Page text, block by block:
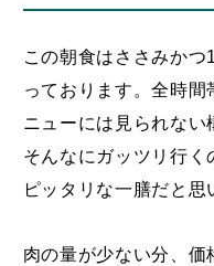
この朝食はささみか
っております。全時間
ニューには見られな
そんなにガッツリ行く
ピッタリな一膳だと思
肉の量が少ない分、価